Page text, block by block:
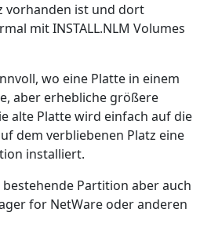
vorhanden ist und dort
mit INSTALL.NLM Volumes
wo eine Platte in einem
aber erhebliche größere
alte Platte wird einfach auf die
dem verbliebenen Platz eine
installiert.
Partition aber auch
for NetWare oder anderen